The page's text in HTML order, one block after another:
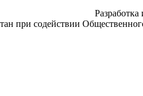
при содействии